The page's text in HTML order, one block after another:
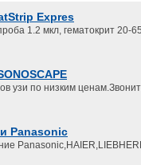
Expres
1.2 мкл, гематокрит 20-
узи по низким
Panasonic